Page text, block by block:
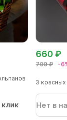
клик
700 ₽ -
660 ₽
3
Нет в